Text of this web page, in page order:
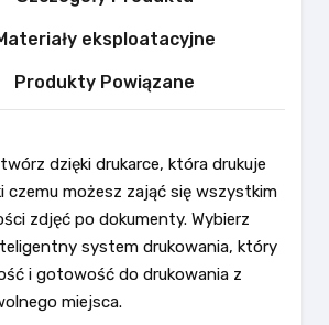
eksploatacyjne
Produkty Powiązane
dzięki drukarce, która drukuje
czemu możesz zająć się wszystkim
zdjęć po dokumenty. Wybierz
system drukowania, który
i gotowość do drukowania z
miejsca.